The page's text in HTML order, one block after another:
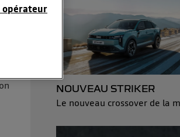
NOUVEAU STRIKER
Le nouveau crossover de la
opérateur
en
IP
du foyer ayant